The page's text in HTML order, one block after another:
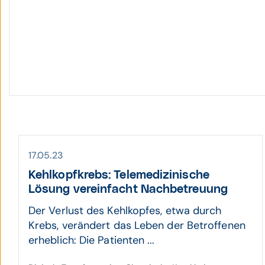
17.05.23
Kehlkopfkrebs: Telemedizinische
Lösung vereinfacht Nachbetreuung
Der Verlust des Kehlkopfes, etwa durch
Krebs, verändert das Leben der Betroffenen
erheblich: Die Patienten ...